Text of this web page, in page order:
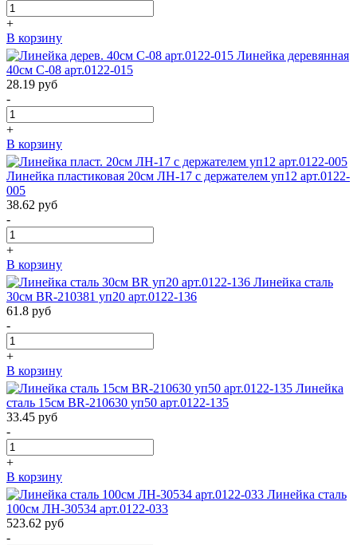
+
В корзину
Линейка деревянная
40см С-08 арт.0122-015
28.19 руб
-
+
В корзину
Линейка пластиковая 20см ЛН-17 с держателем уп12 арт.0122-
005
38.62 руб
-
+
В корзину
Линейка сталь
30см BR-210381 уп20 арт.0122-136
61.8 руб
-
+
В корзину
Линейка
сталь 15см BR-210630 уп50 арт.0122-135
33.45 руб
-
+
В корзину
Линейка сталь
100см ЛН-30534 арт.0122-033
523.62 руб
-